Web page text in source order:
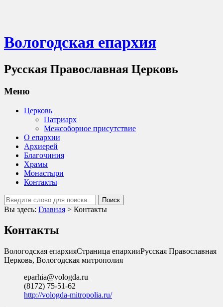
Вологодская епархия
Русская Православная Церковь
Меню
Церковь
Патриарх
Межсоборное присутствие
О епархии
Архиерей
Благочиния
Храмы
Монастыри
Контакты
Вы здесь: Главная > Контакты
Контакты
Вологодская епархияСтраница епархииРусская Православная
Церковь, Вологодская митрополия
eparhia@vologda.ru
(8172) 75-51-62
http://vologda-mitropolia.ru/